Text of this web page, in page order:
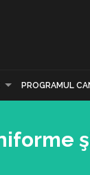
PROGRAMUL